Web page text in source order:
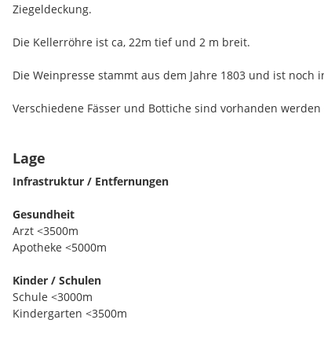
Ziegeldeckung.
Die Kellerröhre ist ca, 22m tief und 2 m breit.
Die Weinpresse stammt aus dem Jahre 1803 und ist noch
Verschiedene Fässer und Bottiche sind vorhanden
Lage
Infrastruktur / Entfernungen
Gesundheit
Arzt <3500m
Apotheke <5000m
Kinder / Schulen
Schule <3000m
Kindergarten <3500m